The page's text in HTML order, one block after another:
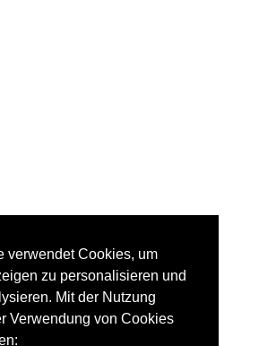
verwendet Cookies, um
zu personalisieren und
Mit der Nutzung
Verwendung von Cookies